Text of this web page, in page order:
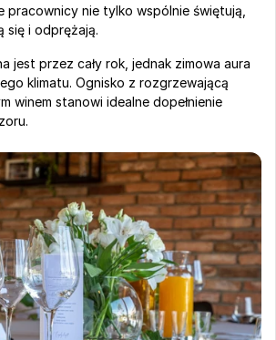
pracownicy nie tylko wspólnie świętują,
się i odprężają.
jest przez cały rok, jednak zimowa aura
klimatu. Ognisko z rozgrzewającą
winem stanowi idealne dopełnienie